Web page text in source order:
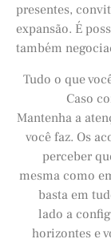
presentes,
expansão. É
também
Tudo o que
Caso
Mantenha a
você faz. Os
perceber
mesma como
basta em
lado a
horizontes e